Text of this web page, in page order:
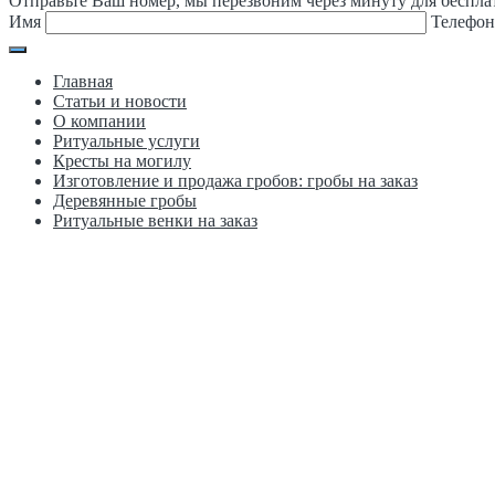
Имя
Телефон
Главная
Статьи и новости
О компании
Ритуальные услуги
Кресты на могилу
Изготовление и продажа гробов: гробы на заказ
Деревянные гробы
Ритуальные венки на заказ